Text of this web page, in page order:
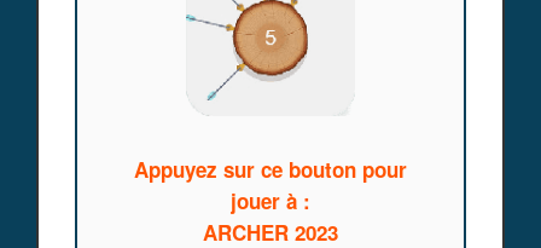
Appuyez sur ce bouton pour
jouer à :
ARCHER 2023